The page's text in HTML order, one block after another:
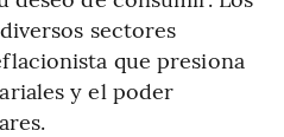
sectores
que presiona
y el poder